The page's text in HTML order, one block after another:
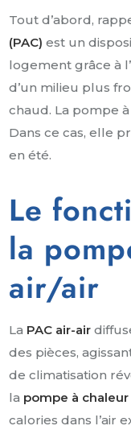
Tout d’abord,
(PAC)est un
logement grâce à
d’un milieu plus
chaud. La pompe
Dans ce cas, elle
en été.
Le
la
air/air
La PAC air-air
des pièces,
de climatisation
la pompe à chaleur
calories dans l’air